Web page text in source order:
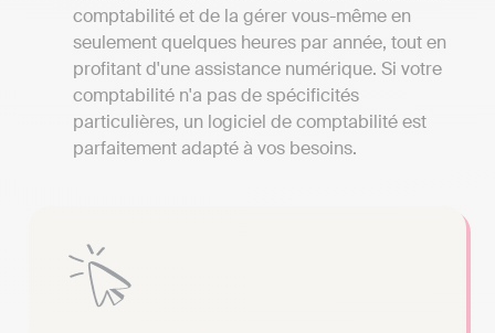
comptabilité et de la gérer vous-même en
seulement quelques heures par année, tout en
profitant d'une assistance numérique. Si votre
comptabilité n'a pas de spécificités
particulières, un logiciel de comptabilité est
parfaitement adapté à vos besoins.